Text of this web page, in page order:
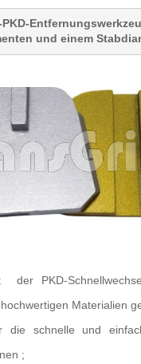
und einem
der PKD-
Materialien
die schnelle und
;